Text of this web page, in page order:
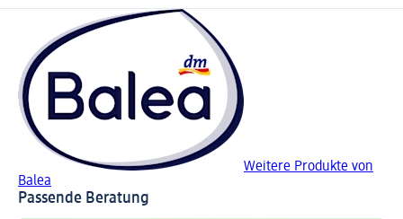
Weitere Produkte von
Balea
Passende Beratung